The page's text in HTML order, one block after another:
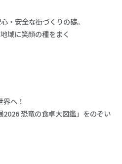
・安全な街づくりの礎。
域に笑顔の種をまく
へ！
2026 恐竜の食卓大図鑑」をのぞい